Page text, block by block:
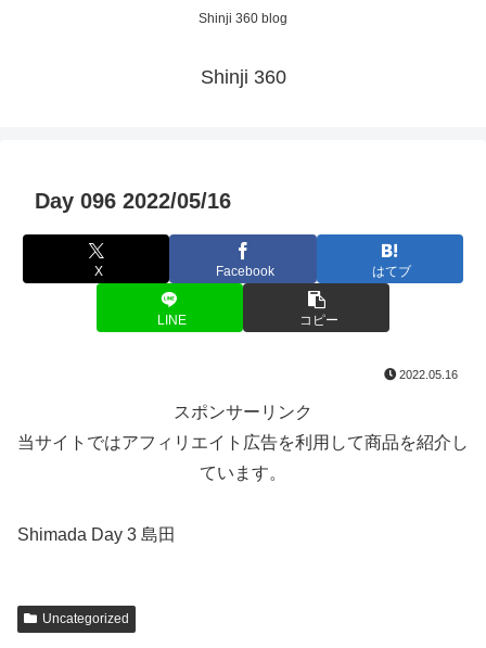
Shinji 360 blog
Shinji 360
Day 096 2022/05/16
X Facebook はてブ
LINE コピー
2022.05.16
スポンサーリンク
当サイトではアフィリエイト広告を利用して商品を紹介し
ています。
Shimada Day 3 島田
Uncategorized